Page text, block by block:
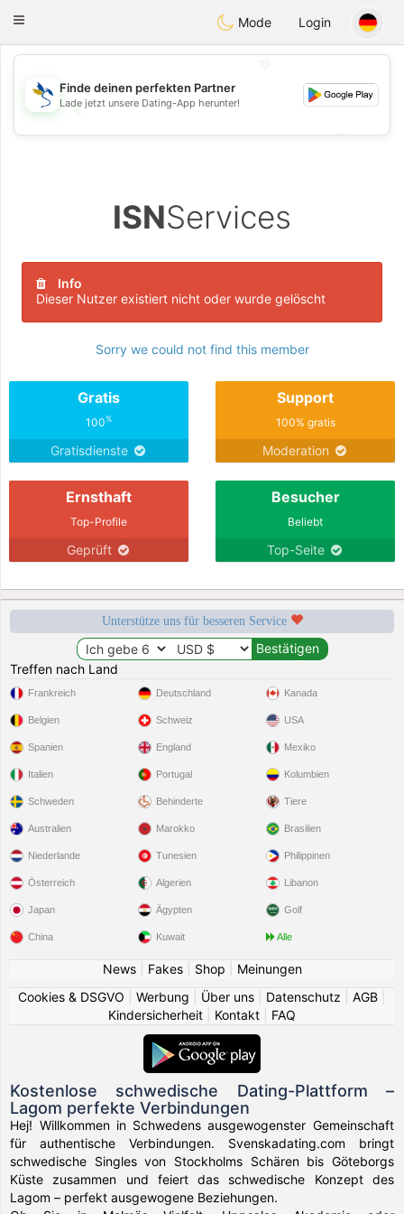
SvenskaDating
Toggle
Mode Login
💖
💕
Finde deinen perfekten Partner
Lade jetzt unsere Dating-App herunter!
ISNServices
Info
Dieser Nutzer existiert nicht oder wurde gelöscht
Sorry we could not find this member
Gratis
100%
Gratisdienste
Support
100% gratis
Moderation
Ernsthaft
Top-Profile
Geprüft
Besucher
Beliebt
Top-Seite
Unterstütze uns für besseren Service
Treffen nach Land
Frankreich
Belgien
Spanien
Italien
Schweden
Deutschland
Schweiz
England
Portugal
Behinderte
Kanada
USA
Mexiko
Kolumbien
Tiere
Australien
Niederlande
Österreich
Japan
China
Marokko
Tunesien
Algerien
Ägypten
Kuwait
Brasilien
Philippinen
Libanon
Golf
Alle
News| Fakes| Shop
Meinungen
Cookies & DSGVO
Werbung Über uns Datenschutz AGB
Kindersicherheit
Kontakt FAQ
Kostenlose schwedische Dating-Plattform –
Lagom perfekte Verbindungen
Hej! Willkommen in Schwedens ausgewogenster Gemeinschaft
für authentische Verbindungen. Svenskadating.com bringt
schwedische Singles von Stockholms Schären bis Göteborgs
Küste zusammen und feiert das schwedische Konzept des
Lagom – perfekt ausgewogene Beziehungen.